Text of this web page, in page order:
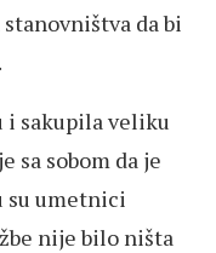
da bi
i sakupila veliku
sa sobom da je
su umetnici
nije bilo ništa